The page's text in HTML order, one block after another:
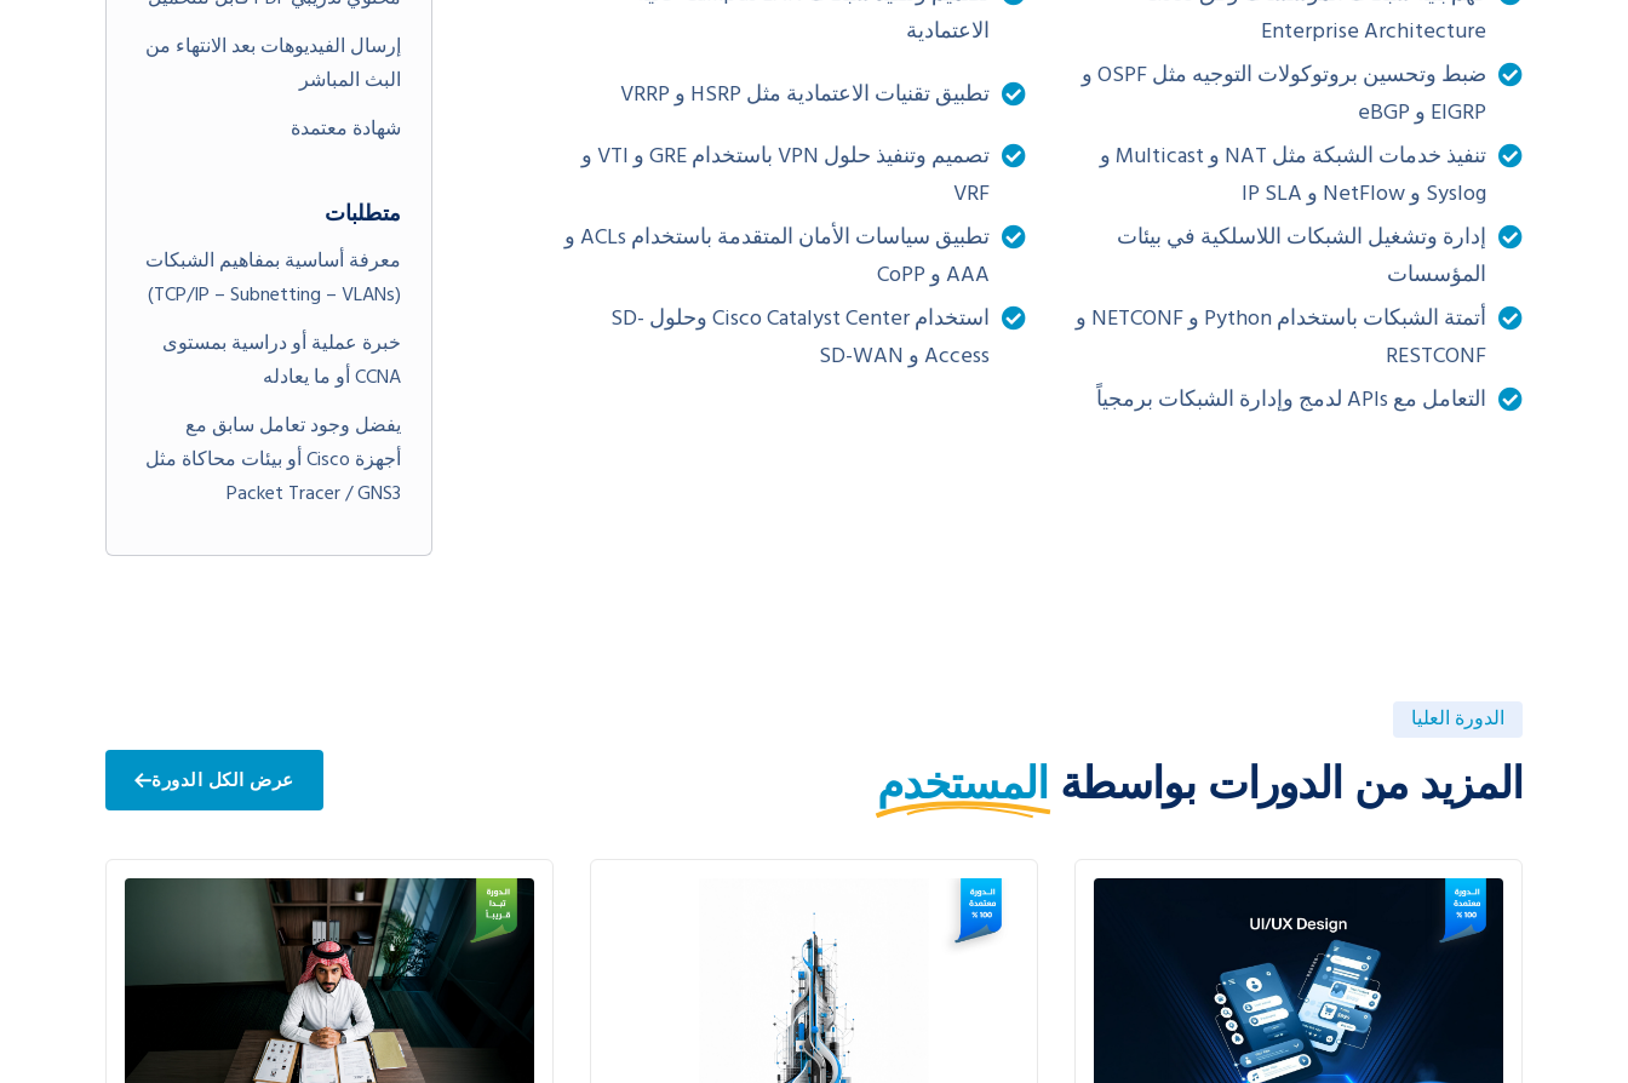
Enterprise Architecture
الاعتمادية
ضبط وتحسين بروتوكولات التوجيه مثل OSPF و
EIGRP و eBGP
تطبيق تقنيات الاعتمادية مثل HSRP و VRRP
تنفيذ خدمات الشبكة مثل NAT و Multicast و
Syslog و NetFlow و IP SLA
تصميم وتنفيذ حلول VPN باستخدام GRE و VTI و
VRF
إدارة وتشغيل الشبكات اللاسلكية في بيئات
المؤسسات
تطبيق سياسات الأمان المتقدمة باستخدام ACLs و
AAA و CoPP
أتمتة الشبكات باستخدام Python و NETCONF و
RESTCONF
استخدام Cisco Catalyst Center وحلول SD-
Access و SD-WAN
التعامل مع APIs لدمج وإدارة الشبكات برمجياً
إرسال الفيديوهات بعد الانتهاء من
البث المباشر
شهادة معتمدة
متطلبات
معرفة أساسية بمفاهيم الشبكات
(TCP/IP – Subnetting – VLANs)
خبرة عملية أو دراسية بمستوى
CCNA أو ما يعادله
يفضل وجود تعامل سابق مع
أجهزة Cisco أو بيئات محاكاة مثل
Packet Tracer / GNS3
الدورة العليا
المزيد من الدورات بواسطة المستخدم عرض الكل الدورة